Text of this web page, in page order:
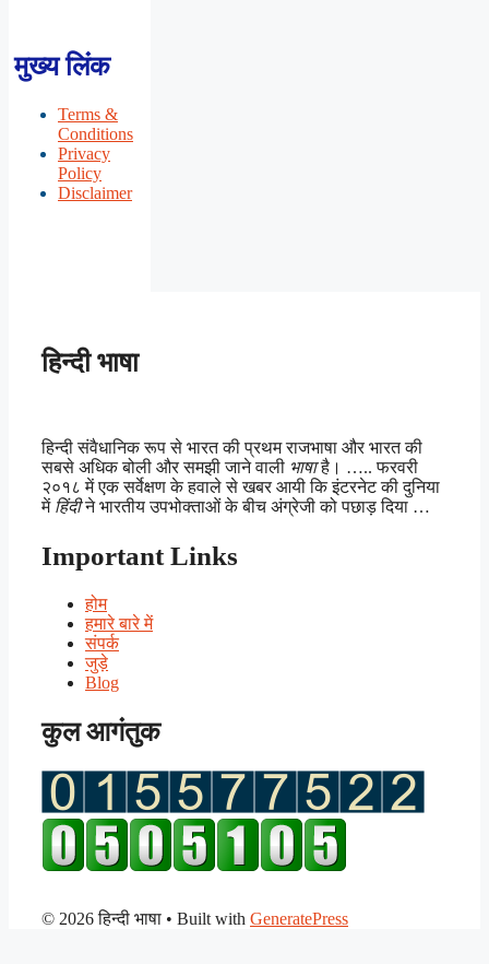
मुख्य लिंक
Terms &
Conditions
Privacy
Policy
Disclaimer
हिन्दी भाषा
हिन्दी संवैधानिक रूप से भारत की प्रथम राजभाषा और भारत की
सबसे अधिक बोली और समझी जाने वाली भाषाहै। ….. फरवरी
२०१८ में एक सर्वेक्षण के हवाले से खबर आयी कि इंटरनेट की दुनिया
में हिंदीने भारतीय उपभोक्ताओं के बीच अंग्रेजी को पछाड़ दिया …
Important Links
होम
हमारे बारे में
संपर्क
जुड़े
Blog
कुल आगंतुक
© 2026 हिन्दी भाषा • Built with GeneratePress